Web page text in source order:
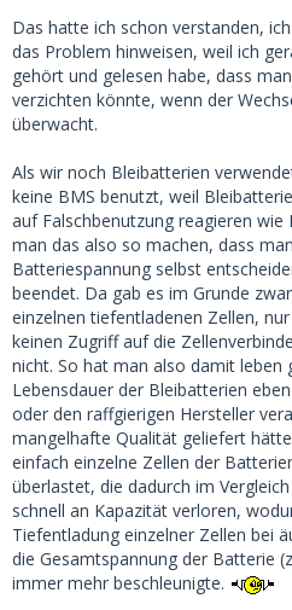
Das hatte ich schon verstanden,
das Problem hinweisen, weil ich
gehört und gelesen habe, dass
verzichten könnte, wenn der
überwacht.
Als wir noch Bleibatterien
keine BMS benutzt, weil
auf Falschbenutzung reagieren
man das also so machen, dass
Batteriespannung selbst
beendet. Da gab es im Grunde
einzelnen tiefentladenen Zellen,
keinen Zugriff auf die
nicht. So hat man also damit leben
Lebensdauer der Bleibatterien
oder den raffgierigen Hersteller
mangelhafte Qualität geliefert
einfach einzelne Zellen der
überlastet, die dadurch im
schnell an Kapazität verloren,
Tiefentladung einzelner Zellen bei
die Gesamtspannung der Batterie
immer mehr beschleunigte.